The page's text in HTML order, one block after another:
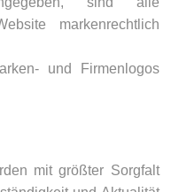
markenrechtlich
und Firmenlogos
mit größter Sorgfalt